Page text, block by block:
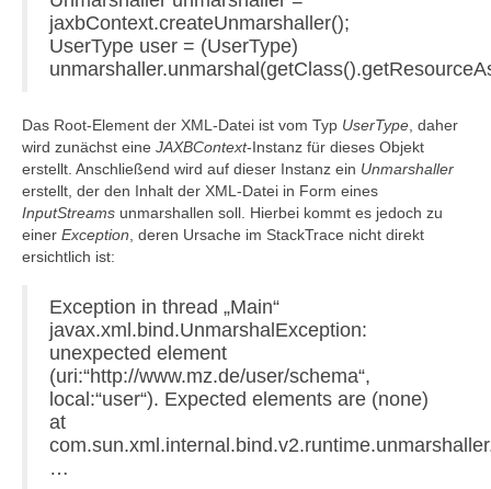
jaxbContext.createUnmarshaller();
UserType user = (UserType)
Das Root-Element der XML-Datei ist vom Typ UserType , daher
wird zunächst eine JAXBContext-Instanz für dieses Objekt
erstellt. Anschließend wird auf dieser Instanz ein Unmarshaller
erstellt, der den Inhalt der XML-Datei in Form eines
InputStreams unmarshallen soll. Hierbei kommt es jedoch zu
einer Exception , deren Ursache im StackTrace nicht direkt
ersichtlich ist:
Exception in thread „Main“
javax.xml.bind.UnmarshalException:
unexpected element
(uri:“http://www.mz.de/user/schema“,
local:“user“). Expected elements are (none)
at
…